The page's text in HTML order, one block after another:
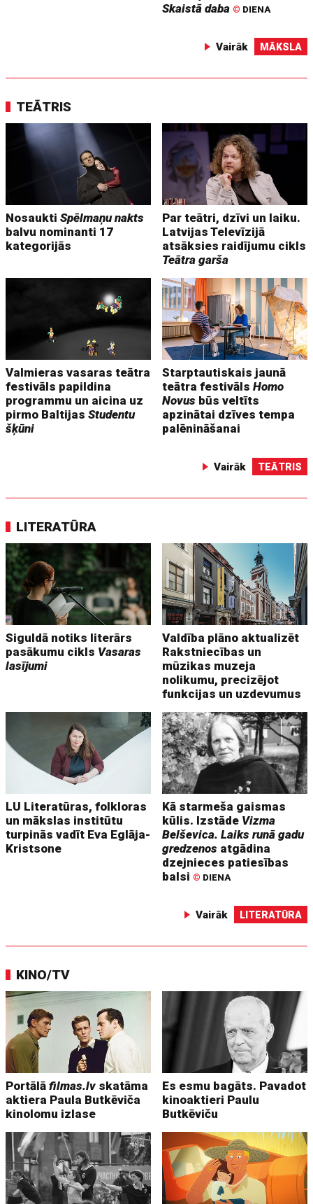
Skaistā daba © DIENA
Vairāk MĀKSLA
TEĀTRIS
NosauktiSpēlmaņu nakts
balvu nominanti 17
kategorijās
Par teātri, dzīvi un laiku.
Latvijas Televīzijā
atsāksies raidījumu cikls
Teātra garša
Valmieras vasaras teātra
festivāls papildina
programmu un aicina uz
pirmo BaltijasStudentu
šķūni
Starptautiskais jaunā
teātra festivālsHomo
Novus būs veltīts
apzinātai dzīves tempa
palēnināšanai
Vairāk TEĀTRIS
LITERATŪRA
Siguldā notiks literārs
pasākumu cikls Vasaras
lasījumi
Valdība plāno aktualizēt
Rakstniecības un
mūzikas muzeja
nolikumu, precizējot
funkcijas un uzdevumus
LU Literatūras, folkloras
un mākslas institūtu
turpinās vadīt Eva Eglāja-
Kristsone
Kā starmeša gaismas
kūlis. Izstāde Vizma
Belševica. Laiks runā gadu
gredzenos atgādina
dzejnieces patiesības
balsi © DIENA
Vairāk LITERATŪRA
KINO/TV
Portālāfilmas.lv skatāma
aktiera Paula Butkēviča
kinolomu izlase
Es esmu bagāts. Pavadot
kinoaktieri Paulu
Butkēviču